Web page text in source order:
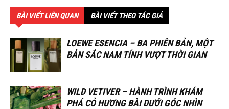
BÀI VIẾT LIÊN QUAN BÀI VIẾT THEO TÁC GIẢ
LOEWE ESENCIA – BA PHIÊN BẢN, MỘT
BẢN SẮC NAM TÍNH VƯỢT THỜI GIAN
WILD VETIVER – HÀNH TRÌNH KHÁM
PHÁ CỎ HƯƠNG BÀI DƯỚI GÓC NHÌN